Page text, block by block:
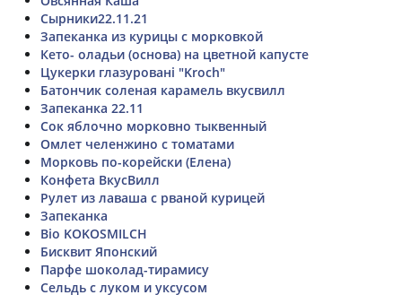
Сырники22.11.21
Запеканка из курицы с морковкой
Кето- оладьи (основа) на цветной капусте
Цукерки глазуровані "Kroch"
Батончик соленая карамель вкусвилл
Запеканка 22.11
Сок яблочно морковно тыквенный
Омлет челенжино с томатами
Морковь по-корейски (Елена)
Конфета ВкусВилл
Рулет из лаваша с рваной курицей
Запеканка
Bio KOKOSMILCH
Бисквит Японский
Парфе шоколад-тирамису
Сельдь с луком и уксусом